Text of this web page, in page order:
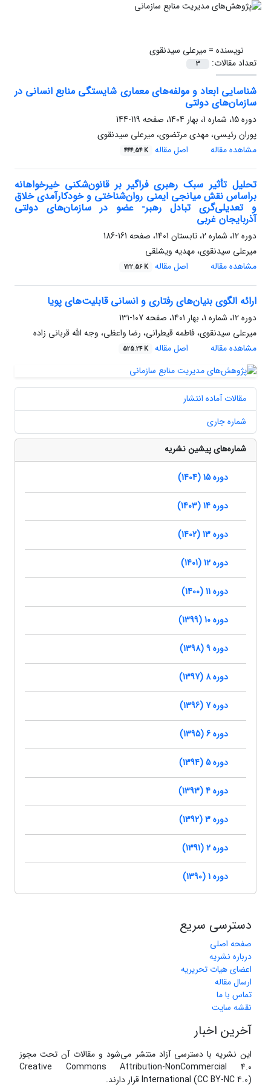
نویسنده =میرعلی سیدنقوی
تعداد مقالات:
3
شناسایی ابعاد و مولفه‌های معماری شایستگی منابع انسانی در
سازمان‌های دولتی
دوره 15، شماره 1، بهار 1404، صفحه
119-144
پوران رئیسی، مهدی مرتضوی، میرعلی سیدنقوی
مشاهده مقاله
اصل مقاله 444.54 K
تحلیل تأثیر سبک رهبری فراگیر بر قانون‌شکنی خیرخواهانه
براساس نقش میانجی ایمنی روان‌شناختی و خودکارآمدی خلاق
و تعدیلی‌گری تبادل رهبر- عضو در سازمان‌های دولتی
آذربایجان غربی
دوره 12، شماره 2، تابستان 1401، صفحه
161-186
میرعلی سیدنقوی، مهدیه ویشلقی
مشاهده مقاله
اصل مقاله 722.56 K
ارائه الگوی بنیان‌های رفتاری و انسانی قابلیت‌های پویا
دوره 12، شماره 1، بهار 1401، صفحه
107-131
میرعلی سیدنقوی، فاطمه قیطرانی، رضا واعظی، وجه الله قربانی زاده
مشاهده مقاله
اصل مقاله 525.24 K
مقالات آماده انتشار
شماره جاری
شماره‌های پیشین نشریه
دوره 15 (1404)
دوره 14 (1403)
دوره 13 (1402)
دوره 12 (1401)
دوره 11 (1400)
دوره 10 (1399)
دوره 9 (1398)
دوره 8 (1397)
دوره 7 (1396)
دوره 6 (1395)
دوره 5 (1394)
دوره 4 (1393)
دوره 3 (1392)
دوره 2 (1391)
دوره 1 (1390)
دسترسی سریع
صفحه اصلی
درباره نشریه
اعضای هیات تحریریه
ارسال مقاله
تماس با ما
نقشه سایت
آخرین اخبار
این نشریه با دسترسی آزاد منتشر می‌شود و مقالات آن تحت مجوز
Creative Commons Attribution-NonCommercial 4.0
International (CC BY-NC 4.0) قرار دارند.